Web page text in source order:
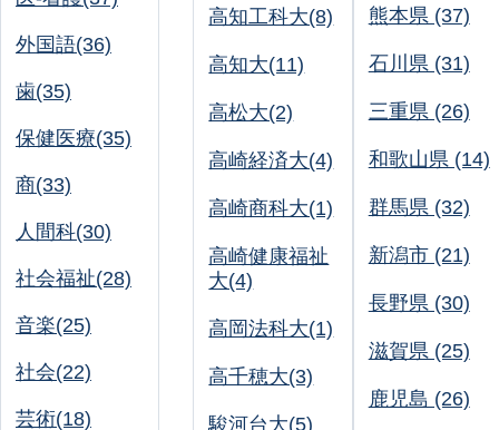
外国語(36)
歯(35)
保健医療(35)
商(33)
人間科(30)
社会福祉(28)
音楽(25)
社会(22)
芸術(18)
高知工科大(8)
高知大(11)
高松大(2)
高崎経済大(4)
高崎商科大(1)
高崎健康福祉
大(4)
高岡法科大(1)
高千穂大(3)
駿河台大(5)
熊本県 (37)
石川県 (31)
三重県 (26)
和歌山県 (14)
群馬県 (32)
新潟市 (21)
長野県 (30)
滋賀県 (25)
鹿児島 (26)